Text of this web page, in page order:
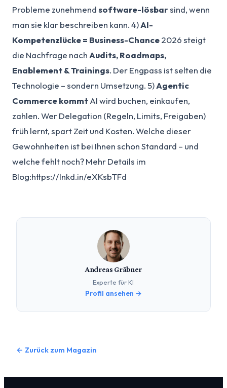
Probleme zunehmendsoftware-lösbarsind, wenn
man sie klar beschreiben kann. 4)AI-
Kompetenzlücke = Business-Chance2026 steigt
die Nachfrage nach Audits, Roadmaps,
Enablement & Trainings. Der Engpass ist selten die
Technologie – sondern Umsetzung. 5)Agentic
Commerce kommtAI wird buchen, einkaufen,
zahlen. Wer Delegation (Regeln, Limits, Freigaben)
früh lernt, spart Zeit und Kosten. Welche dieser
Gewohnheiten ist bei Ihnen schon Standard – und
welche fehlt noch? Mehr Details im
Blog:https://lnkd.in/eXKsbTFd
Andreas Gräbner
Experte für KI
Profil ansehen →
← Zurück zum Magazin